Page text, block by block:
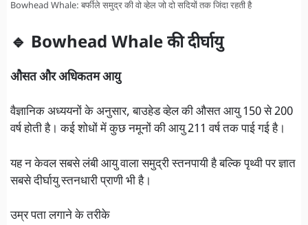
Bowhead Whale: बर्फीले समुद्र की वो व्हेल जो दो सदियों तक जिंदा रहती है
🔹 Bowhead Whale की दीर्घायु
औसत और अधिकतम आयु
वैज्ञानिक अध्ययनों के अनुसार, बाउहेड व्हेल की औसत आयु 150 से 200
वर्ष होती है। कई शोधों में कुछ नमूनों की आयु 211 वर्ष तक पाई गई है।
यह न केवल सबसे लंबी आयु वाला समुद्री स्तनपायी है बल्कि पृथ्वी पर ज्ञात
सबसे दीर्घायु स्तनधारी प्राणी भी है।
उम्र पता लगाने के तरीके